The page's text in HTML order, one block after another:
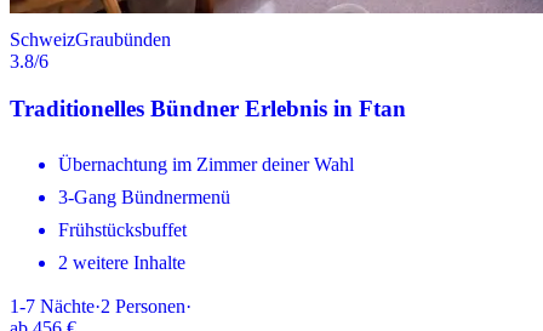
SchweizGraubünden
3.8/6
Traditionelles Bündner Erlebnis in Ftan
Übernachtung im Zimmer deiner Wahl
3-Gang Bündnermenü
Frühstücksbuffet
2 weitere Inhalte
1-7 Nächte·2 Personen·